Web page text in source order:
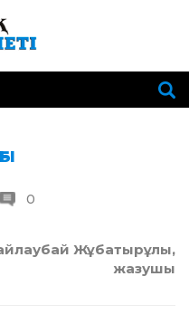
0
Жұбатырұлы,
жазушы